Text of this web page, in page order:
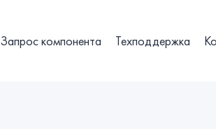
Запрос компонента Техподдержка